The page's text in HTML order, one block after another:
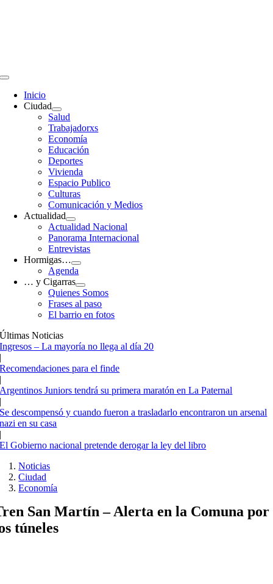
Toggle
Navigation
Inicio
Ciudad
Salud
Trabajadorxs
Economía
Educación
Deportes
Vivienda
Espacio Publico
Culturas
Comunicación y Medios
Actualidad
Actualidad Nacional
Panorama Internacional
Entrevistas
Hormigas…
Agenda
… y Cigarras
Quienes Somos
Frases al paso
El barrio en fotos
Últimas Noticias
Ingresos – La mayoría no llega al día 20
|
Recomendaciones para el finde
|
Argentinos Juniors tendrá su primera maratón en La Paternal
|
Se descompensó y cuando fueron a trasladarlo encontraron un arsenal
nazi en su casa
|
El Gobierno nacional pretende derogar la ley del libro
Noticias
Ciudad
Economía
San Martín – Alerta en la Comuna por
túneles